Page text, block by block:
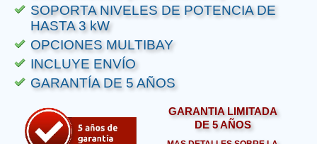
SOPORTA NIVELES DE POTENCIA DE
HASTA 3 kW
OPCIONES MULTIBAY
INCLUYE ENVÍO
GARANTÍA DE 5 AÑOS
GARANTIA LIMITADA
DE 5 AÑOS